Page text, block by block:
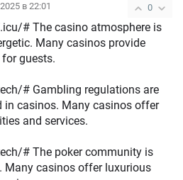
0
в 22:01
# The casino atmosphere is
provide
guests.
# Gambling regulations are
casinos offer
and services.
# The poker community is